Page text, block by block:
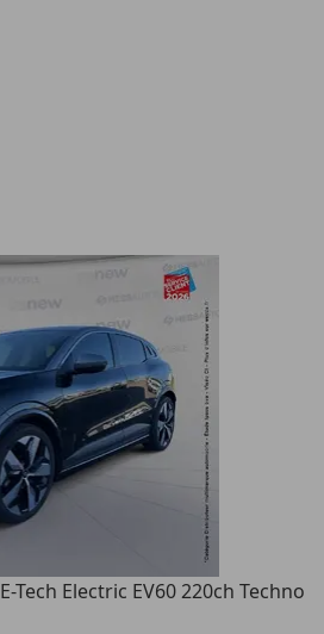
E-Tech Electric EV60 220ch Techno